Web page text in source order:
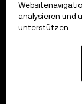
analysieren und
unterstützen.